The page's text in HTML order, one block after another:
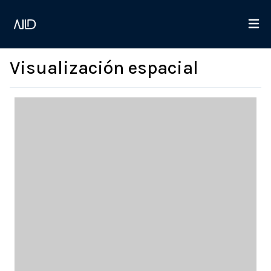
Visualización espacial